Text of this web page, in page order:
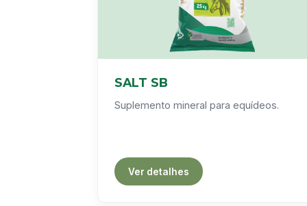
SALT SB
Suplemento mineral para equídeos.
Ver detalhes